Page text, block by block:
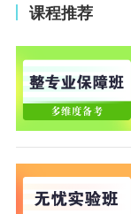
课程推荐